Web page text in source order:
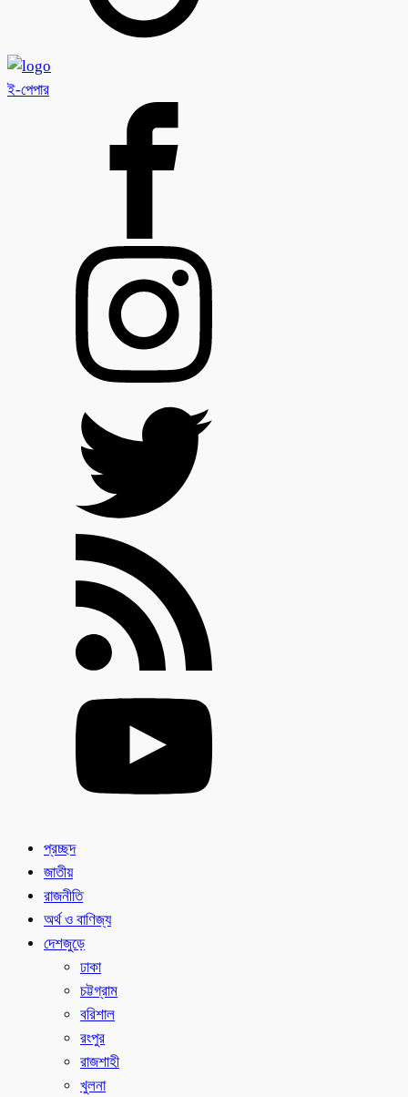
ই-পেপার
প্রচ্ছদ
জাতীয়
রাজনীতি
অর্থ ও বাণিজ্য
দেশজুড়ে
ঢাকা
চট্টগ্রাম
বরিশাল
রংপুর
রাজশাহী
খুলনা